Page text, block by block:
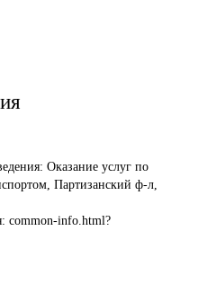
Оказание услуг по
Партизанский ф-л,
common-info.html?